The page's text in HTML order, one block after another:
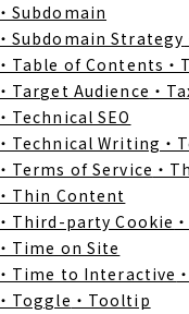
・Subdomain
・Subdomain Strategy
・Table of Contents ・
・Target Audience ・
・Technical SEO
・Technical Writing ・
・Terms of Service ・
・Thin Content
・Third-party Cookie
・Time on Site
・Time to Interactive
・Toggle ・Tooltip